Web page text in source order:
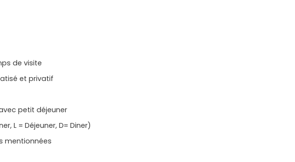
de visite
et privatif
petit déjeuner
L = Déjeuner, D= Diner)
mentionnées